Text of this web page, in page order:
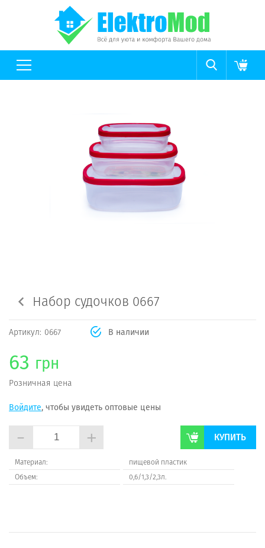
Набор судочков 0667
Артикул: 0667 В наличии
63 грн
Розничная цена
Войдите, чтобы увидеть оптовые цены
- + КУПИТЬ
Материал:
пищевой пластик
Объем:
0,6/1,3/2,3л.